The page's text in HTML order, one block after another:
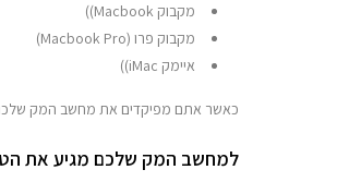
מקבוק Macbook))
מקבוק פרו (Macbook Pro)
איימק iMac))
כאשר אתם מפיקדים את מחשב המק שלכם
למחשב המק שלכם מגיע את